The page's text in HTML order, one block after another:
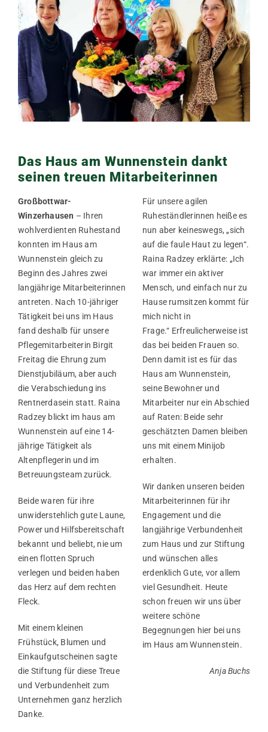
Das Haus am Wunnenstein dankt
seinen treuen Mitarbeiterinnen
Großbottwar-
Winzerhausen – Ihren
wohlverdienten Ruhestand
konnten im Haus am
Wunnenstein gleich zu
Beginn des Jahres zwei
langjährige Mitarbeiterinnen
antreten. Nach 10-jähriger
Tätigkeit bei uns im Haus
fand deshalb für unsere
Pflegemitarbeiterin Birgit
Freitag die Ehrung zum
Dienstjubiläum, aber auch
die Verabschiedung ins
Rentnerdasein statt. Raina
Radzey blickt im haus am
Wunnenstein auf eine 14-
jährige Tätigkeit als
Altenpflegerin und im
Betreuungsteam zurück.
Beide waren für ihre
unwiderstehlich gute Laune,
Power und Hilfsbereitschaft
bekannt und beliebt, nie um
einen flotten Spruch
verlegen und beiden haben
das Herz auf dem rechten
Fleck.
Mit einem kleinen
Frühstück, Blumen und
Einkaufgutscheinen sagte
die Stiftung für diese Treue
und Verbundenheit zum
Unternehmen ganz herzlich
Danke.
Für unsere agilen
Ruheständlerinnen heiße es
nun aber keineswegs, „sich
auf die faule Haut zu legen“.
Raina Radzey erklärte: „Ich
war immer ein aktiver
Mensch, und einfach nur zu
Hause rumsitzen kommt für
mich nicht in
Frage.“ Erfreulicherweise ist
das bei beiden Frauen so.
Denn damit ist es für das
Haus am Wunnenstein,
seine Bewohner und
Mitarbeiter nur ein Abschied
auf Raten: Beide sehr
geschätzten Damen bleiben
uns mit einem Minijob
erhalten.
Wir danken unseren beiden
Mitarbeiterinnen für ihr
Engagement und die
langjährige Verbundenheit
zum Haus und zur Stiftung
und wünschen alles
erdenklich Gute, vor allem
viel Gesundheit. Heute
schon freuen wir uns über
weitere schöne
Begegnungen hier bei uns
im Haus am Wunnenstein.
Anja Buchs